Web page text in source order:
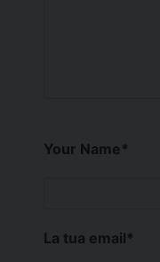
Your Name*
La tua email*